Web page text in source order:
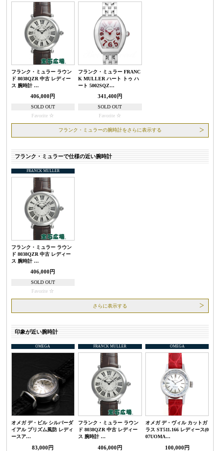
フランク・ミュラー ラウン
ド 8038QZR 中古 レディー
ス 腕時計 …
406,000円
SOLD OUT
Favorite
フランク・ミュラー FRANC
K MULLER ハート トゥ ハ
ート 5002SQZ…
341,400円
SOLD OUT
Favorite
フランク・ミュラーの腕時計をさらに表示する
フランク・ミュラーで仕様の近い腕時計
FRANCK MULLER
フランク・ミュラー ラウン
ド 8038QZR 中古 レディー
ス 腕時計 …
406,000円
SOLD OUT
Favorite
さらに表示する
印象が近い腕時計
OMEGA
オメガ デ・ビル シルバーダ
イアル プリズム風防 レディ
ースア…
83,000円
FRANCK MULLER
フランク・ミュラー ラウン
ド 8038QZR 中古 レディー
ス 腕時計 …
406,000円
OMEGA
オメガ デ・ヴィル カットガ
ラス ST511.166 レディース(0
07UOMA…
100,000円